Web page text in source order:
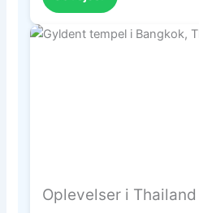
Oplevelser i Thailand